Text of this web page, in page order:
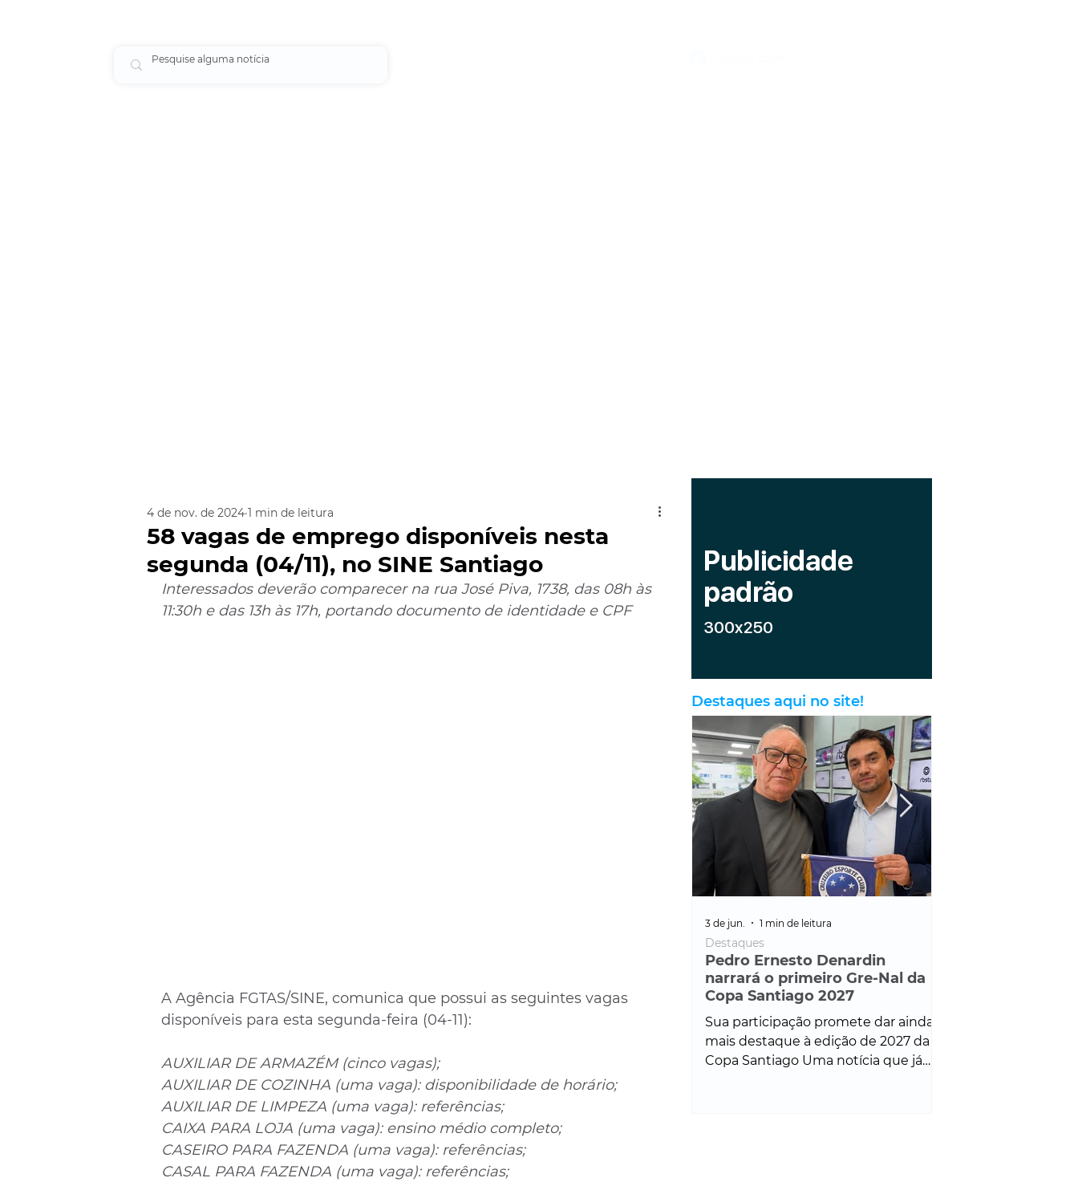
58 vagas de emprego disponíveis nesta
segunda (04/11), no SINE Santiago
4 de nov. de 2024 1 min de leitura
Interessados deverão comparecer na rua José Piva, 1738, das 08h às
11:30h e das 13h às 17h, portando documento de identidade e CPF
A Agência FGTAS/SINE, comunica que possui as seguintes vagas
disponíveis para esta segunda-feira (04-11):
AUXILIAR DE ARMAZÉM (cinco vagas);
AUXILIAR DE COZINHA (uma vaga): disponibilidade de horário;
AUXILIAR DE LIMPEZA (uma vaga): referências;
CAIXA PARA LOJA (uma vaga): ensino médio completo;
CASEIRO PARA FAZENDA (uma vaga): referências;
CASAL PARA FAZENDA (uma vaga): referências;
Destaques aqui no site!
Pedro Ernesto Denardin
narrará o primeiro Gre-Nal da
Copa Santiago 2027
Sua participação promete dar ainda
mais destaque à edição de 2027 da
Copa Santiago Uma notícia que já
Destaques
3 de jun. 1 min de leitura